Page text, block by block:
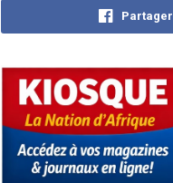
Partager